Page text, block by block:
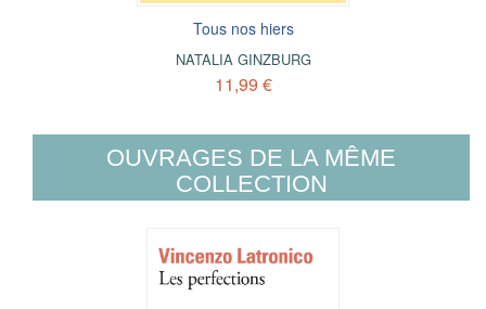
Tous nos hiers
NATALIA GINZBURG
11,99 €
OUVRAGES DE LA MÊME
COLLECTION